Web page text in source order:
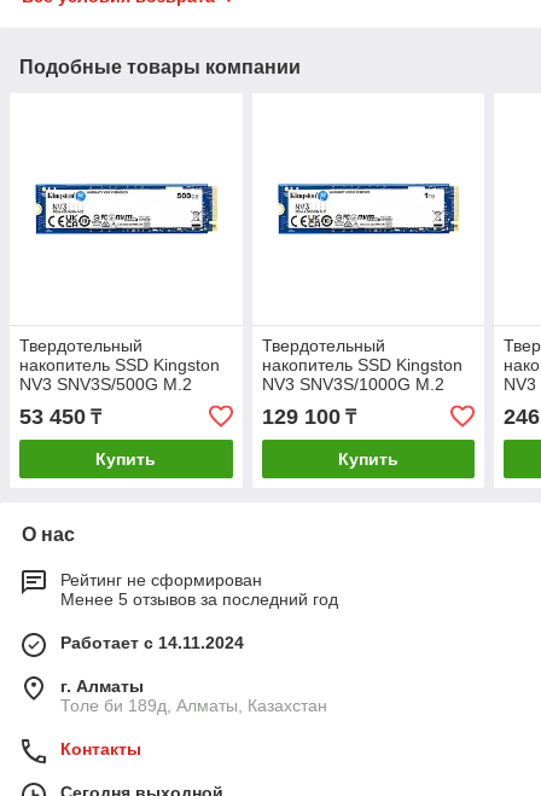
Подобные товары компании
Твердотельный
накопитель SSD Kingston
NV3 SNV3S/500G M.2
NVMe PCIe 4.0x4
53 450 ₸
Купить
Твердотельный
накопитель SSD Kingston
NV3 SNV3S/1000G M.2
NVMe PCIe 4.0x4
129 100₸
Купить
О нас
Рейтинг не сформирован
Менее 5 отзывов за последний год
Работает с 14.11.2024
г. Алматы
Толе би 189д, Алматы, Казахстан
Контакты